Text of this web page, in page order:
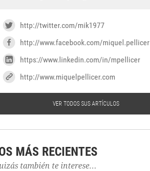
http://twitter.com/mik1977
http://www.facebook.com/miquel.pellicer
https://www.linkedin.com/in/mpellicer
http://www.miquelpellicer.com
VER TODOS SUS ARTÍCULOS
MÁS RECIENTES
también te interese...